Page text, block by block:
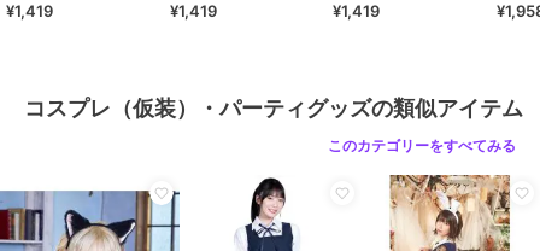
ニセックス ブラック
¥1,419
ユニセックス ブラック
¥1,419
ニセックス ホワイト
¥1,419
デザイ
コスプレ（仮装）・パーティグッズの類似アイテム
このカテゴリーをすべてみる